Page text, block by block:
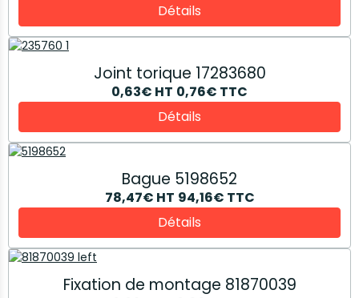
Détails
Joint torique 17283680
0,63€ HT 0,76€ TTC
Détails
Bague 5198652
78,47€ HT 94,16€ TTC
Détails
Fixation de montage 81870039